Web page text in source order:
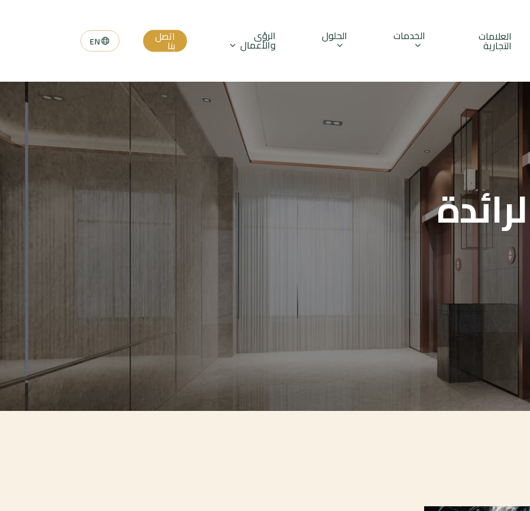
العلامات
التجارية
الخدمات الحلول الرؤى
والأعمال اتصل
بنا